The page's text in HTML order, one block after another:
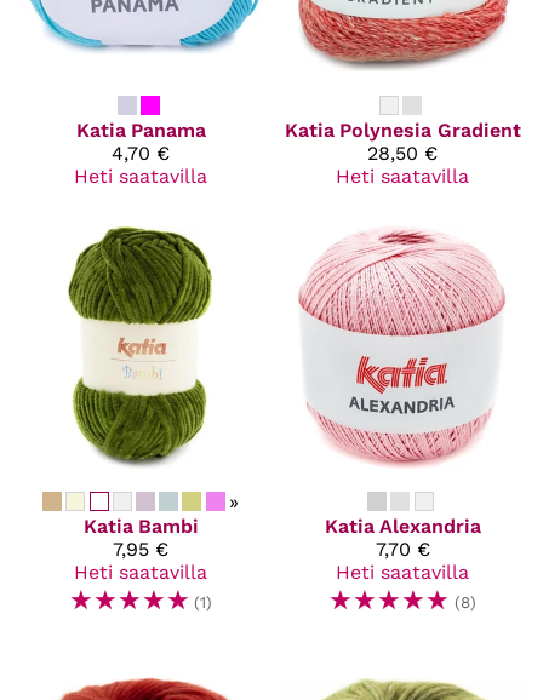
Katia Panama
4,70 €
Heti saatavilla
Katia Polynesia Gradient
28,50 €
Heti saatavilla
»
Katia Bambi
7,95 €
Heti saatavilla
☆☆☆☆☆ (1)
Katia Alexandria
7,70 €
Heti saatavilla
☆☆☆☆☆ (8)